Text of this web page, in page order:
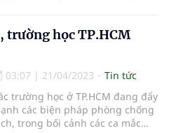
hơn.
trường học TP.HCM
03:07 | 21/04/2023
Tin tức
trường học ở TP.HCM đang đẩy
các biện pháp phòng chống
trong bối cảnh các ca mắc